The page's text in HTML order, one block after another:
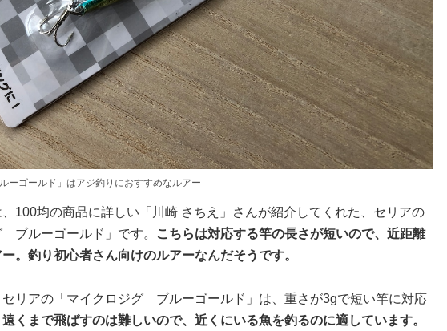
ーゴールド」はアジ釣りにおすすめなルアー
100均の商品に詳しい「川崎 さちえ」さんが紹介してくれた、セリアの
ブルーゴールド」です。
こちらは対応する竿の長さが短いので、近距離
。釣り初心者さん向けのルアーなんだそうです。
セリアの「マイクロジグ ブルーゴールド」は、重さが3gで短い竿に対応
遠くまで飛ばすのは難しいので、近くにいる魚を釣るのに適しています。